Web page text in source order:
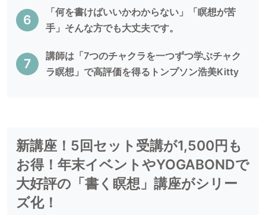
「何を書けばいいかわからない」「瞑想が苦
手」そんな方でも大丈夫です。
講師は「7つのチャクラを一つずつ学ぶチャク
ラ瞑想」で高評価を得るトンプソン浩美Kitty
新講座！5回セット受講が1,500円も
お得！年末イベントやYOGABONDで
大好評の「書く瞑想」講座がシリー
ズ化！